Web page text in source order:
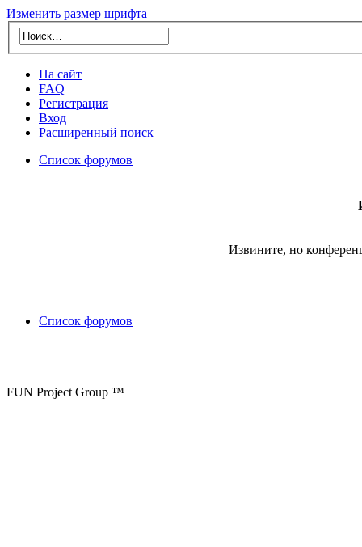
Изменить размер шрифта
На сайт
FAQ
Регистрация
Вход
Расширенный поиск
Список форумов
Извините, но
Список форумов
FUN Project Group ™